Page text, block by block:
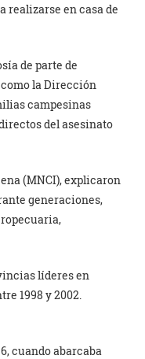
realizarse en casa de
de parte de
la Dirección
campesinas
del asesinato
(MNCI), explicaron
generaciones,
líderes en
1998 y 2002.
cuando abarcaba